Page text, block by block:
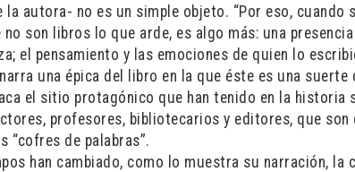
autora- no es un simple objeto. “Por eso, cuando
son libros lo que arde, es algo más: una
el pensamiento y las emociones de quien lo
una épica del libro en la que éste es una suerte
el sitio protagónico que han tenido en la historia
profesores, bibliotecarios y editores, que son
“cofres de palabras”.
han cambiado, como lo muestra su narración, la